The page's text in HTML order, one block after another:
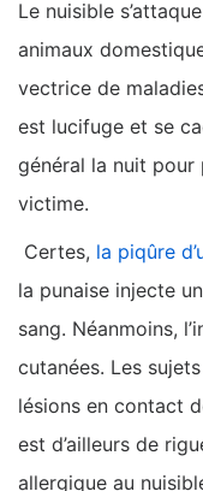
Le nuisible
animaux
vectrice de
est lucifuge et se
général la nuit pour
victime.
Certes, la piqûre
la punaise injecte
sang. Néanmoins,
cutanées. Les
lésions en contact
est d’ailleurs de
allergique au